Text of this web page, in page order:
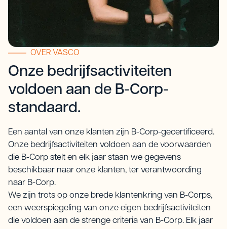
OVER VASCO
Onze bedrijfsactiviteiten
voldoen aan de B-Corp-
standaard.
Een aantal van onze klanten zijn B-Corp-gecertificeerd.
Onze bedrijfsactiviteiten voldoen aan de voorwaarden
die B-Corp stelt en elk jaar staan we gegevens
beschikbaar naar onze klanten, ter verantwoording
naar B-Corp.
We zijn trots op onze brede klantenkring van B-Corps,
een weerspiegeling van onze eigen bedrijfsactiviteiten
die voldoen aan de strenge criteria van B-Corp. Elk jaar